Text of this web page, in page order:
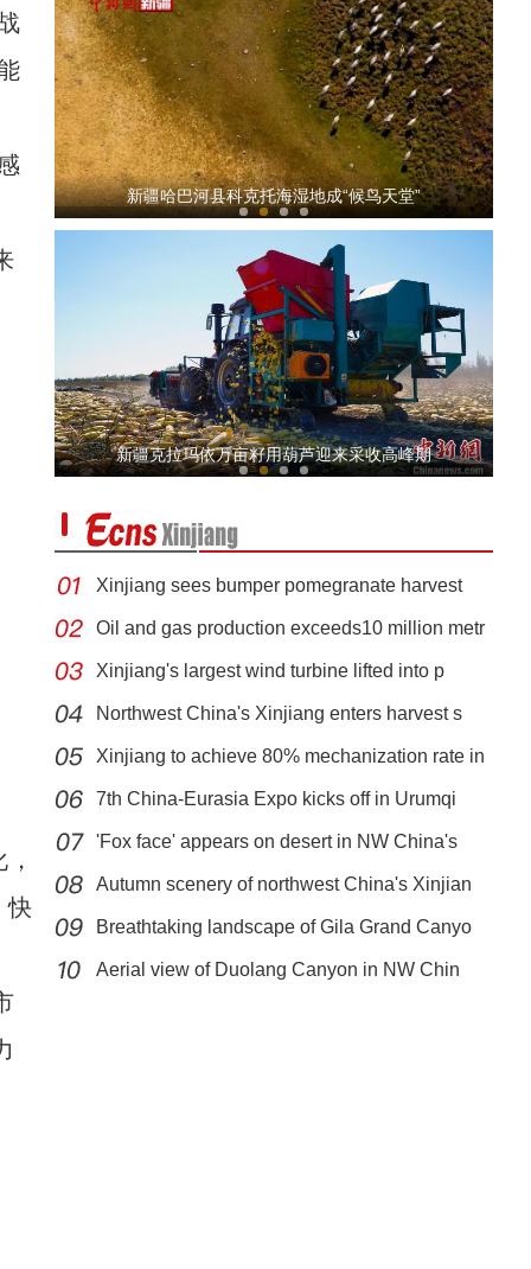
快
新疆哈巴河县科克托海湿地成“候鸟天堂”
航拍雪山连绵的木扎尔特冰川
新疆拜城：秋风送斑斓 满目皆金黄
新疆克拉玛依万亩籽用葫芦迎来采收高峰期
Xinjiang sees bumper pomegranate harvest
Oil and gas production exceeds10 million metr
Xinjiang's largest wind turbine lifted into p
Northwest China's Xinjiang enters harvest s
Xinjiang to achieve 80% mechanization rate in
7th China-Eurasia Expo kicks off in Urumqi
'Fox face' appears on desert in NW China's
Autumn scenery of northwest China's Xinjian
Breathtaking landscape of Gila Grand Canyo
Aerial view of Duolang Canyon in NW Chin